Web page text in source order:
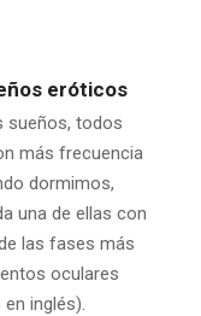
eróticos
sueños, todos
más frecuencia
dormimos,
una de ellas con
las fases más
oculares
inglés).